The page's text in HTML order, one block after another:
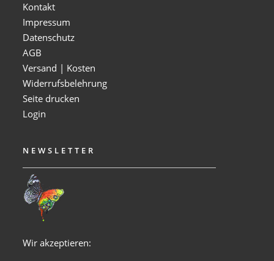
Kontakt
Impressum
Datenschutz
AGB
Versand | Kosten
Widerrufsbelehrung
Seite drucken
Login
NEWSLETTER
Wir akzeptieren: